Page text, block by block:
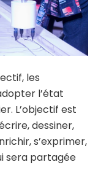
les
l’état
L’objectif est
dessiner,
s’exprimer,
sera partagée